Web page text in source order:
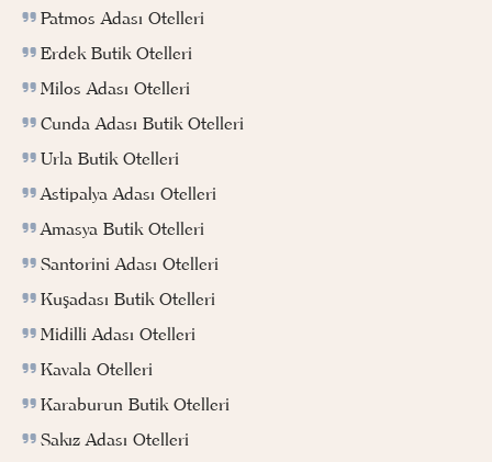
Patmos Adası Otelleri
Erdek Butik Otelleri
Milos Adası Otelleri
Cunda Adası Butik Otelleri
Urla Butik Otelleri
Astipalya Adası Otelleri
Amasya Butik Otelleri
Santorini Adası Otelleri
Kuşadası Butik Otelleri
Midilli Adası Otelleri
Kavala Otelleri
Karaburun Butik Otelleri
Sakız Adası Otelleri